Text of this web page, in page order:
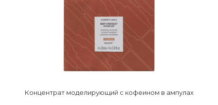
Концентрат моделирующий с кофеином в ампулах